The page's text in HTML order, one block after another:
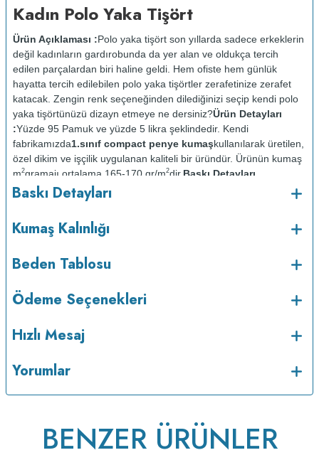
Kadın Polo Yaka Tişört
Ürün Açıklaması :Polo yaka tişört son yıllarda sadece erkeklerin
değil kadınların gardırobunda da yer alan ve oldukça tercih
edilen parçalardan biri haline geldi. Hem ofiste hem günlük
hayatta tercih edilebilen polo yaka tişörtler zerafetinize zerafet
katacak. Zengin renk seçeneğinden dilediğinizi seçip kendi polo
yaka tişörtünüzü dizayn etmeye ne dersiniz?Ürün Detayları
:Yüzde 95 Pamuk ve yüzde 5 likra şeklindedir. Kendi
fabrikamızda1.sınıf compact penye kumaşkullanılarak üretilen,
özel dikim ve işçilik uygulanan kaliteli bir üründür. Ürünün kumaş
m2gramajı ortalama 165-170 gr/m2dir. Baskı Detayları
:Baskılarda kullanılan boyalar sertifikalı ve güvenlidir; insan
sağlığına zarar vermez.
yapılmaz. Kurutma makinesinde kurutulmaz. Orta ısıda ve tersten
Baskı Detayları
Kumaş Kalınlığı
Beden Tablosu
Ödeme Seçenekleri
Hızlı Mesaj
Yorumlar
BENZER ÜRÜNLER